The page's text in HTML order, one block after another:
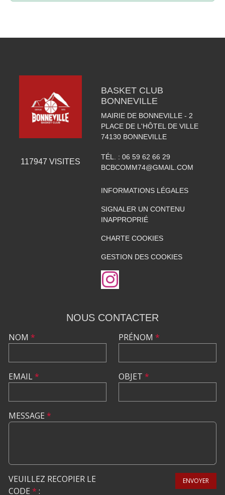
117947 VISITES
BASKET CLUB
BONNEVILLE
MAIRIE DE BONNEVILLE - 2
PLACE DE L'HÔTEL DE VILLE
74130 BONNEVILLE
TÉL. : 06 59 62 66 29
BCBCOMM74@GMAIL.COM
INFORMATIONS LÉGALES
SIGNALER UN CONTENU
INAPPROPRIÉ
CHARTE COOKIES
GESTION DES COOKIES
NOUS CONTACTER
NOM *
EMAIL*
PRÉNOM *
OBJET *
MESSAGE *
VEUILLEZ RECOPIER LE
CODE * :
ENVOYER